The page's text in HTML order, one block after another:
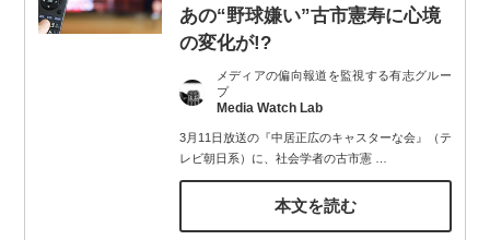
あの“野球嫌い”古市憲寿に心境
の変化が!?
メディアの偏向報道を監視する有志グルー
プ
Media Watch Lab
3月11日放送の『中居正広のキャスターな会』（テ
レビ朝日系）に、社会学者の古市憲…
本文を読む